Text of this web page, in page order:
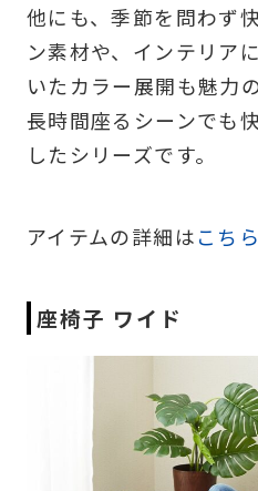
他にも、季節を問わず
ン素材や、インテリア
いたカラー展開も魅力
長時間座るシーンでも
したシリーズです。
アイテムの詳細はこちら
座椅子 ワイド